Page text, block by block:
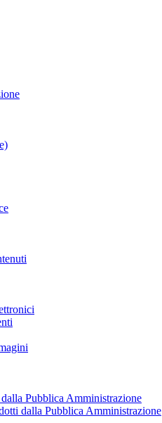
Pubblica Amministrazione
dalla Pubblica Amministrazione